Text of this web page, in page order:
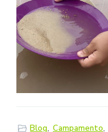
Blog, Campamento,